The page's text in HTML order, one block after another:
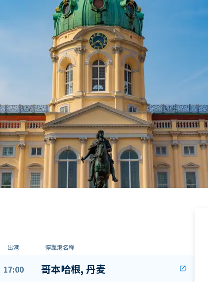
出港 停靠港名称
17:00 哥本哈根, 丹麦 open_in_new